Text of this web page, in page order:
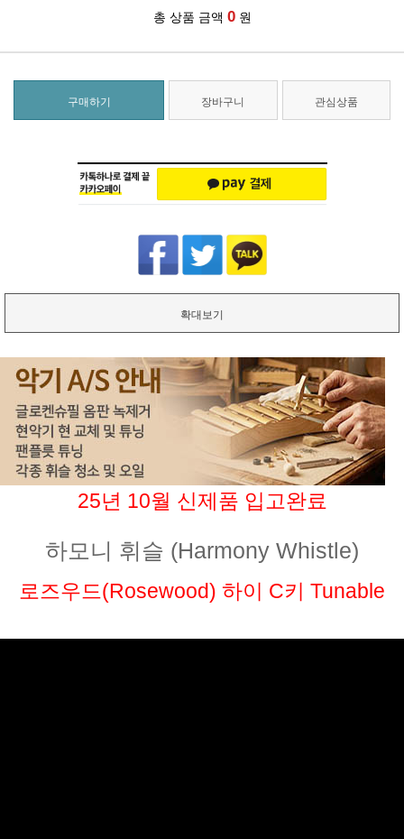
총 상품 금액 0 원
구매하기 장바구니 관심상품
확대보기
25년 10월 신제품 입고완료
하모니 휘슬 (Harmony Whistle)
로즈우드(Rosewood) 하이 C키 Tunable